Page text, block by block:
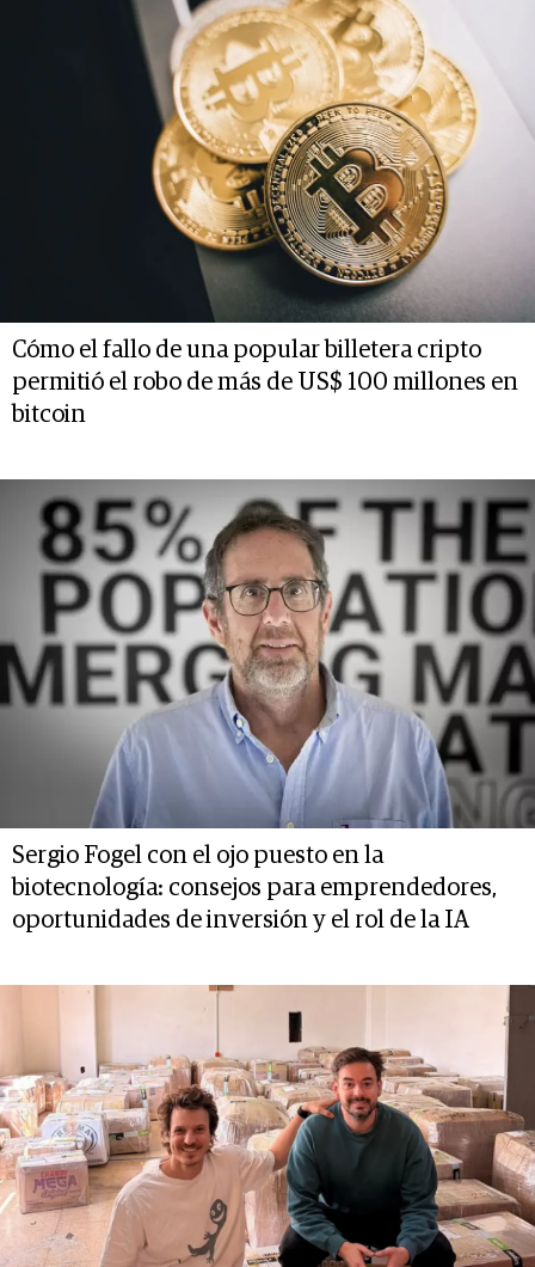
Cómo el fallo de una popular billetera cripto
permitió el robo de más de US$ 100 millones en
bitcoin
Sergio Fogel con el ojo puesto en la
biotecnología: consejos para emprendedores,
oportunidades de inversión y el rol de la IA